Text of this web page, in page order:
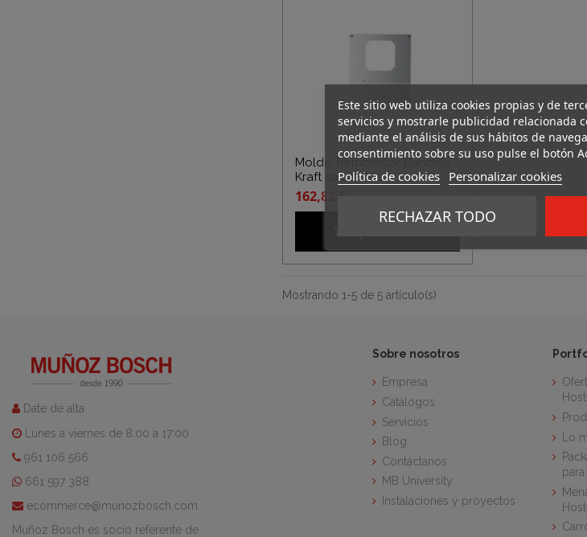
Este sitio web utiliza cookies propias y de
servicios y mostrarle publicidad relacionada
mediante el análisis de sus hábitos de
consentimiento sobre su uso pulse el botón
Política de cookies Personalizar cookies
RECHAZAR TODO
Molde Termosellar Bandeja
Kraft sostenible
162,82 €
Mostrando 1-5 de 5 artículo(s)
Date de alta
Lunes a viernes de 8:00 a 17:00
961 106 566
661 597 388
ecommerce@munozbosch.com
Muñoz Bosch es socio referente de
Sobre nosotros
Empresa
Catálogos
Servicios
Blog
Contáctanos
MB University
Instalaciones y proyectos
Lo